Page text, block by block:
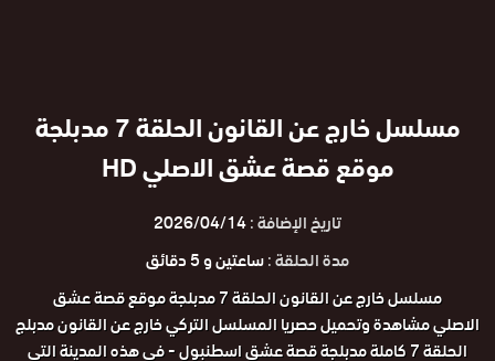
مسلسل خارج عن القانون الحلقة 7 مدبلجة
موقع قصة عشق الاصلي HD
تاريخ الإضافة :2026/04/14
مدة الحلقة :ساعتين و 5 دقائق
مسلسل خارج عن القانون الحلقة 7 مدبلجة موقع قصة عشق
الاصلي مشاهدة وتحميل حصريا المسلسل التركي خارج عن القانون مدبلج
الحلقة 7 كاملة مدبلجة قصة عشق اسطنبول - في هذه المدينة التي